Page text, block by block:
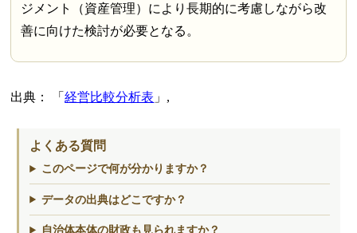
ジメント（資産管理）により長期的に考慮しながら改
善に向けた検討が必要となる。
出典： 経営比較分析表 ,
よくある質問
このページで何が分かりますか？
データの出典はどこですか？
自治体本体の財政も見られますか？